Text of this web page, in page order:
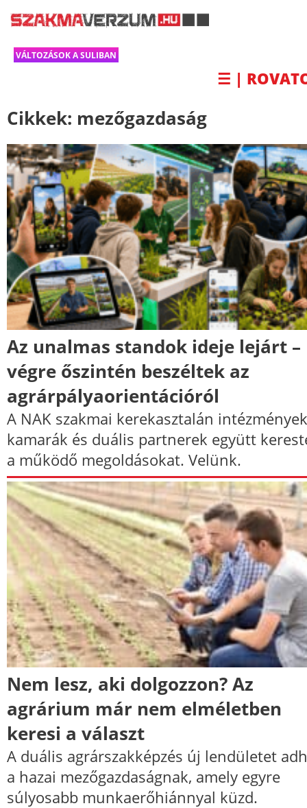
VÁLTOZÁSOK A SULIBAN
☰ |
Cikkek: mezőgazdaság
Az unalmas standok ideje lejárt –
végre őszintén beszéltek az
agrárpályaorientációról
A NAK szakmai kerekasztalán
kamarák és duális partnerek együtt
a működő megoldásokat. Velünk.
Nem lesz, aki dolgozzon? Az
agrárium már nem elméletben
keresi a választ
A duális agrárszakképzés új lendületet
a hazai mezőgazdaságnak, amely egyre
súlyosabb munkaerőhiánnyal küzd.